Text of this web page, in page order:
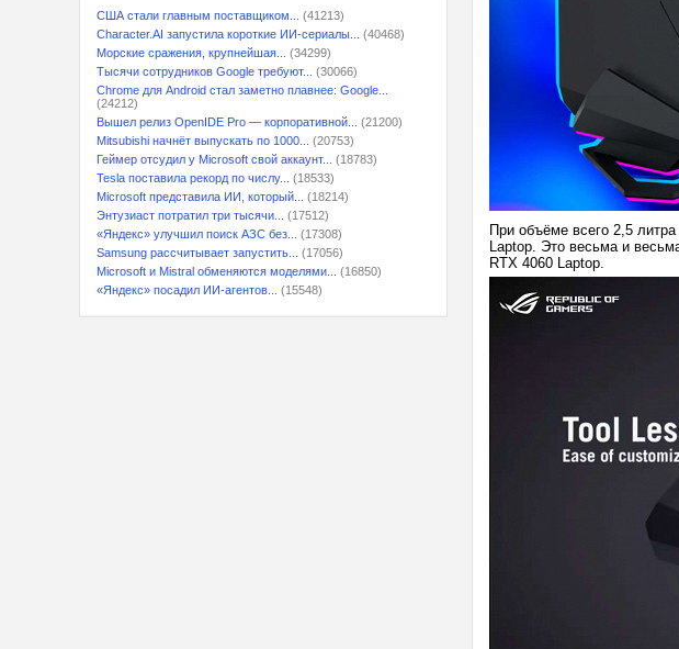
США стали главным поставщиком...
(41213)
Character.AI запустила короткие ИИ-сериалы...
(40468)
Морские сражения, крупнейшая...
(34299)
Тысячи сотрудников Google требуют...
(30066)
Chrome для Android стал заметно плавнее: Google...
(24212)
Вышел релиз OpenIDE Pro — корпоративной...
(21200)
Mitsubishi начнёт выпускать по 1000...
(20753)
Геймер отсудил у Microsoft свой аккаунт...
(18783)
Tesla поставила рекорд по числу...
(18533)
Microsoft представила ИИ, который...
(18214)
Энтузиаст потратил три тысячи...
(17512)
«Яндекс» улучшил поиск АЗС без...
(17308)
Samsung рассчитывает запустить...
(17056)
Microsoft и Mistral обменяются моделями...
(16850)
«Яндекс» посадил ИИ-агентов...
(15548)
При объёме всего 2,5
Laptop. Это весьма и
RTX 4060 Laptop.